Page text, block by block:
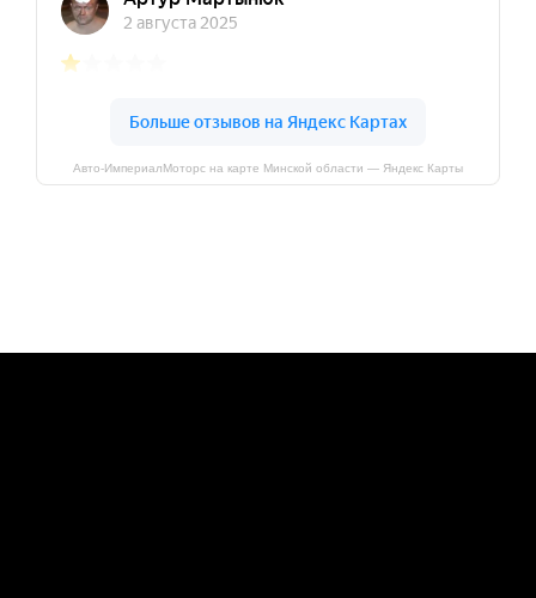
Авто-ИмпериалМоторс на карте Минской области — Яндекс Карты